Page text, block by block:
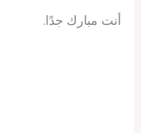
أنت مبارك جدًا.